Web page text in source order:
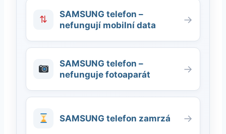
⇅
SAMSUNG telefon –
nefungují mobilní data
→
SAMSUNG telefon –
nefunguje fotoaparát
→
SAMSUNG telefon zamrzá →